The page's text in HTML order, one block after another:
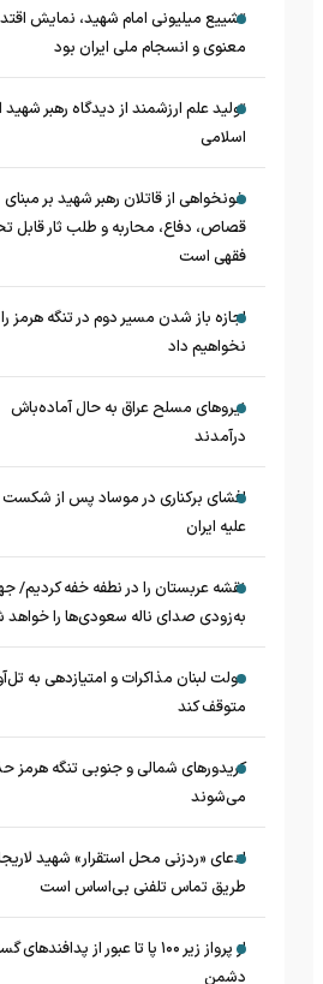
تشییع میلیونی امام شهید، نمایش
معنوی و انسجام ملی ایران بود
تولید علم ارزشمند از دیدگاه رهبر شهید
اسلامی
خونخواهی از قاتلان رهبر شهید بر مبنای
قصاص، دفاع، محاربه و طلب ثار قابل
فقهی است
اجازه باز شدن مسیر دوم در تنگه هرمز را
نخواهیم داد
نیروهای مسلح عراق به حال آماده‌باش
درآمدند
افشای برکناری در موساد پس از شکست
علیه ایران
نقشه عربستان را در نطفه خفه کردیم/
به‌زودی صدای ناله سعودی‌ها را خواهد
دولت لبنان مذاکرات و امتیازدهی به
متوقف کند
کریدورهای شمالی و جنوبی تنگه هرمز
می‌شوند
ادعای «ردزنی محل استقرار» شهید
طریق تماس تلفنی بی‌اساس است
از پرواز زیر ۱۰۰ پا تا عبور از
دشمن